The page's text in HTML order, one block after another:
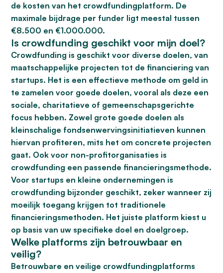
de kosten van het crowdfundingplatform. De
maximale bijdrage per funder ligt meestal tussen
€8.500 en €1.000.000.
Is crowdfunding geschikt voor mijn doel?
Crowdfunding is geschikt voor diverse doelen, van
maatschappelijke projecten tot de financiering van
startups. Het is een effectieve methode om geld in
te zamelen voor goede doelen, vooral als deze een
sociale, charitatieve of gemeenschapsgerichte
focus hebben. Zowel grote goede doelen als
kleinschalige fondsenwervingsinitiatieven kunnen
hiervan profiteren, mits het om concrete projecten
gaat. Ook voor non-profitorganisaties is
crowdfunding een passende financieringsmethode.
Voor startups en kleine ondernemingen is
crowdfunding bijzonder geschikt, zeker wanneer zij
moeilijk toegang krijgen tot traditionele
financieringsmethoden. Het juiste platform kiest u
op basis van uw specifieke doel en doelgroep.
Welke platforms zijn betrouwbaar en
veilig?
Betrouwbare en veilige crowdfundingplatforms